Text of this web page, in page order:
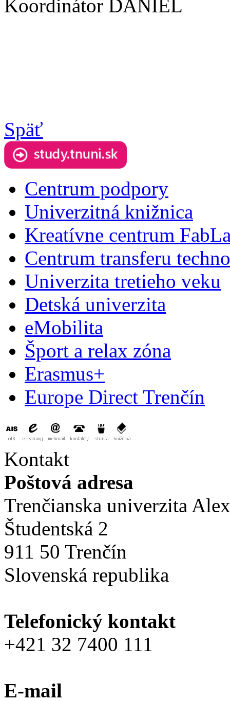
Koordinátor DANIEL
Späť
Centrum podpory
Univerzitná knižnica
Kreatívne centrum
Centrum transferu
Univerzita tretieho veku
Detská univerzita
eMobilita
Šport a relax zóna
Erasmus+
Europe Direct Trenčín
Kontakt
Poštová adresa
Trenčianska univerzita
Študentská 2
911 50 Trenčín
Slovenská republika
Telefonický kontakt
+421 32 7400 111
E-mail